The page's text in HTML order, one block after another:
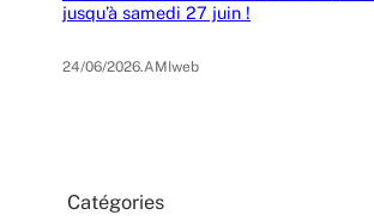
jusqu’à samedi 27 juin !
24/06/2026.AMIweb
Catégories